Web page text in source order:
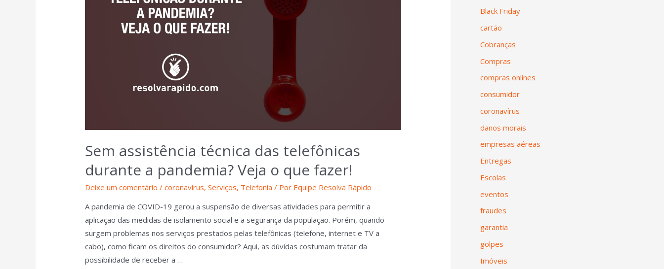
Sem assistência técnica das telefônicas
durante a pandemia? Veja o que fazer!
Deixe um comentário /coronavírus,Serviços, Telefonia / Por Equipe Resolva Rápido
A pandemia de COVID-19 gerou a suspensão de diversas atividades para permitir a
aplicação das medidas de isolamento social e a segurança da população. Porém, quando
surgem problemas nos serviços prestados pelas telefônicas (telefone, internet e TV a
cabo), como ficam os direitos do consumidor? Aqui, as dúvidas costumam tratar da
possibilidade de receber a …
Black Friday
cartão
Cobranças
Compras
compras onlines
consumidor
coronavírus
danos morais
empresas aéreas
Entregas
Escolas
eventos
fraudes
garantia
golpes
Imóveis